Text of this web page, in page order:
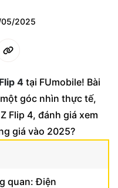
2025
4 tại FUmobile! Bài
góc nhìn thực tế,
Flip 4, đánh giá xem
giá vào 2025?
quan: Điện